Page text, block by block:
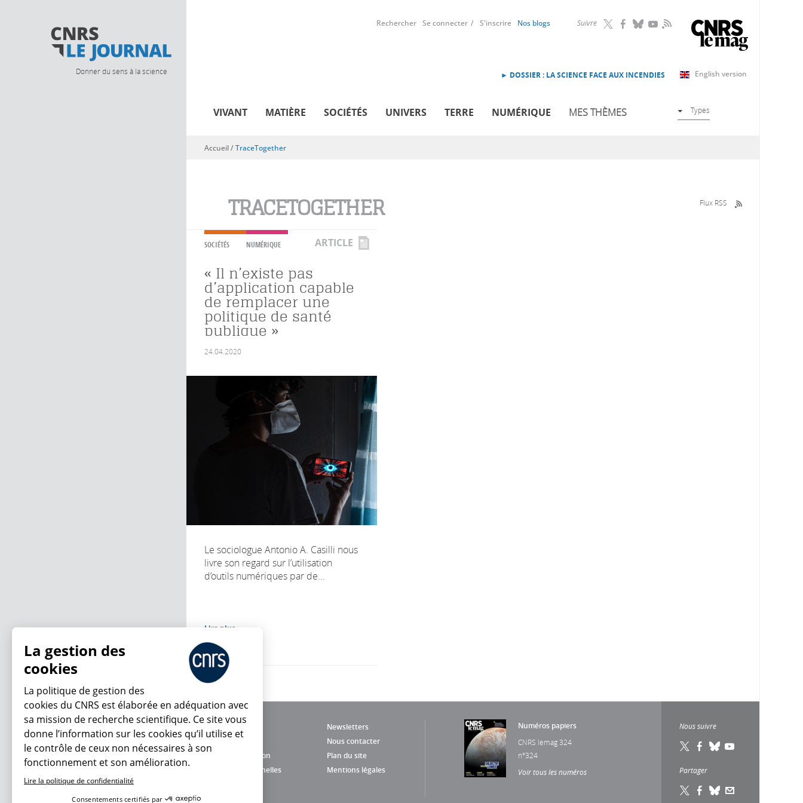
Donner du sens à la science
Suivre RSS
Rechercher Se connecter S'inscrire Nos blogs
English version
► DOSSIER : LA SCIENCE FACE AUX INCENDIES
VIVANT MATIÈRE SOCIÉTÉS UNIVERS TERRE NUMÉRIQUE MES THÈMES Types
Vous êtes ici
Accueil/TraceTogether
TRACETOGETHER Flux RSS
SOCIÉTÉS NUMÉRIQUE ARTICLE
« Il n’existe pas
d’application capable
de remplacer une
politique de santé
publique »
24.04.2020
Le sociologue Antonio A. Casilli nous
livre son regard sur l’utilisation
d’outils numériques par de...
Lire plus
Newsletters
Nous contacter
Charte d'utilisation
Plan du site
Données personnelles
Mentions légales
Numéros papiers
CNRS lemag 324
n°324
Voir tous les numéros
Nous suivre
Partager
En ce moment
La gestion des
cookies
La politique de gestion des
cookies du CNRS est élaborée en adéquation avec
sa mission de recherche scientifique. Ce site vous
donne l’information sur les cookies qu’il utilise et
le contrôle de ceux non nécessaires à son
fonctionnement et son amélioration.
Lire la politique de confidentialité
Consentements certifiés par